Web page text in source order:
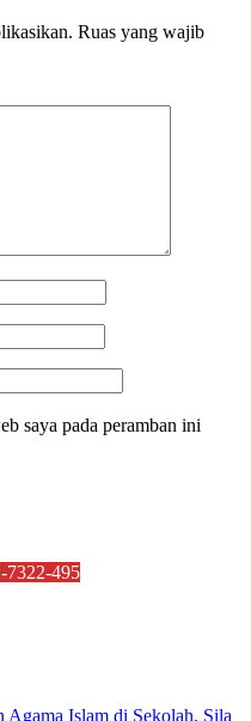
Ruas yang wajib
saya pada peramban ini
7322-495